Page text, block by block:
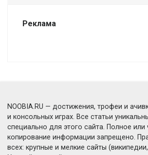
Реклама
NOOBIA.RU — достижения, трофеи и
и консольных играх. Все статьи
специально для этого сайта. Полное или
копирование информации запрещено.
всех: крупные и мелкие сайты